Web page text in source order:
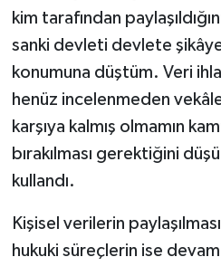
kim tarafından
sanki devleti devlete
konumuna düştüm. Veri
henüz incelenmeden
karşıya kalmış olmamın
bırakılması gerektiğini
kullandı.
Kişisel verilerin
hukuki süreçlerin ise